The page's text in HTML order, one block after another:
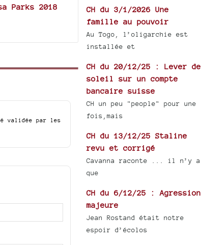
Parks 2018
validée par les
CH du 3/1/2026 Une
famille au pouvoir
Au Togo, l’oligarchie est
installée et
CH du 20/12/25 : Lever de
soleil sur un compte
bancaire suisse
CH un peu "people" pour une
fois,mais
CH du 13/12/25 Staline
revu et corrigé
Cavanna raconte ... il n’y a
que
CH du 6/12/25 : Agression
majeure
Jean Rostand était notre
espoir d’écolos